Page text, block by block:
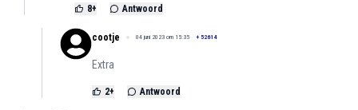
8+ Antwoord
cootje 04 juni 2023 om 15:35 + 52614
Extra
2+ Antwoord